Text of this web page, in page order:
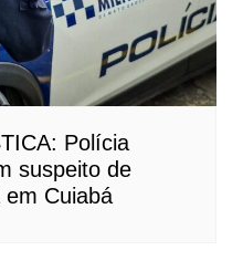
Polícia
suspeito de
Cuiabá